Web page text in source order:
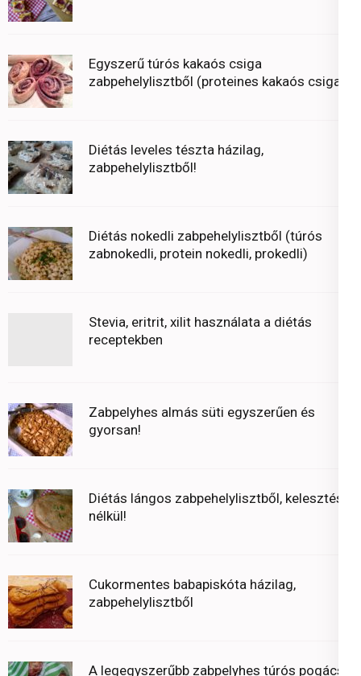
Egyszerű túrós kakaós csiga
zabpehelylisztből (proteines kakaós csiga)
Diétás leveles tészta házilag,
zabpehelylisztből!
Diétás nokedli zabpehelylisztből (túrós
zabnokedli, protein nokedli, prokedli)
Stevia, eritrit, xilit használata a diétás
receptekben
Zabpelyhes almás süti egyszerűen és
gyorsan!
Diétás lángos zabpehelylisztből, kelesztés
nélkül!
Cukormentes babapiskóta házilag,
zabpehelylisztből
A legegyszerűbb zabpelyhes túrós pogácsa